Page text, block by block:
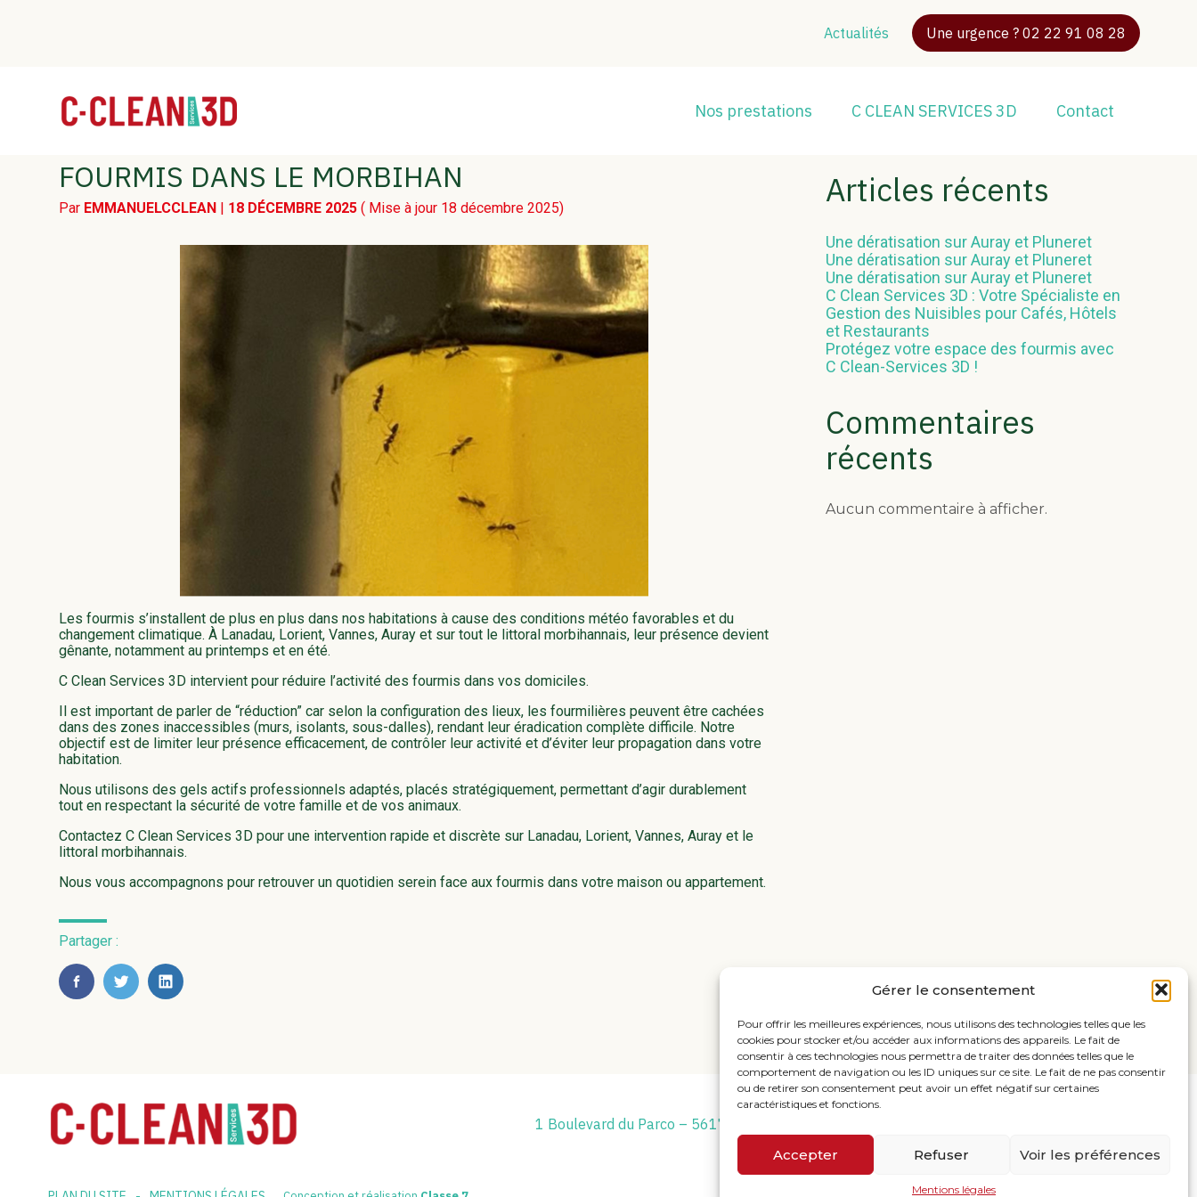
Gérer le consentement
Pour offrir les meilleures expériences, nous utilisons des technologies telles que les
cookies pour stocker et/ou accéder aux informations des appareils. Le fait de
consentir à ces technologies nous permettra de traiter des données telles que le
comportement de navigation ou les ID uniques sur ce site. Le fait de ne pas consentir
ou de retirer son consentement peut avoir un effet négatif sur certaines
caractéristiques et fonctions.
Accepter Refuser Voir les préférences
Mentions légales
header
Actualités Une urgence ? 02 22 91 08 28
Aller
Principal
Nos prestations C CLEAN SERVICES 3D Contact
FOURMIS DANS LE MORBIHAN
Par EMMANUELCCLEAN | 18 DÉCEMBRE 2025( Mise à jour 18 décembre 2025)
Les fourmis s’installent de plus en plus dans nos habitations à cause des conditions météo favorables et du
changement climatique. À Lanadau, Lorient, Vannes, Auray et sur tout le littoral morbihannais, leur présence devient
gênante, notamment au printemps et en été.
C Clean Services 3D intervient pour réduire l’activité des fourmis dans vos domiciles.
Il est important de parler de “réduction” car selon la configuration des lieux, les fourmilières peuvent être cachées
dans des zones inaccessibles (murs, isolants, sous-dalles), rendant leur éradication complète difficile. Notre
objectif est de limiter leur présence efficacement, de contrôler leur activité et d’éviter leur propagation dans votre
habitation.
Nous utilisons des gels actifs professionnels adaptés, placés stratégiquement, permettant d’agir durablement
tout en respectant la sécurité de votre famille et de vos animaux.
Contactez C Clean Services 3D pour une intervention rapide et discrète sur Lanadau, Lorient, Vannes, Auray et le
littoral morbihannais.
Nous vous accompagnons pour retrouver un quotidien serein face aux fourmis dans votre maison ou appartement.
Partager :
FaceBook
TwitterLinkedIn
Blog
Rechercher
Articles récents
Une dératisation sur Auray et Pluneret
Une dératisation sur Auray et Pluneret
Une dératisation sur Auray et Pluneret
C Clean Services 3D : Votre Spécialiste en
Gestion des Nuisibles pour Cafés, Hôtels
et Restaurants
Protégez votre espace des fourmis avec
C Clean-Services 3D !
Commentaires
récents
Aucun commentaire à afficher.
Footer
1 Boulevard du Parco – 56170 QUIBERON